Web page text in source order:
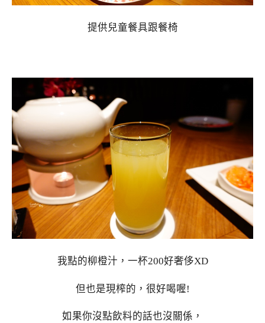
提供兒童餐具跟餐椅
我點的柳橙汁，一杯200好奢侈XD
但也是現榨的，很好喝喔!
如果你沒點飲料的話也沒關係，